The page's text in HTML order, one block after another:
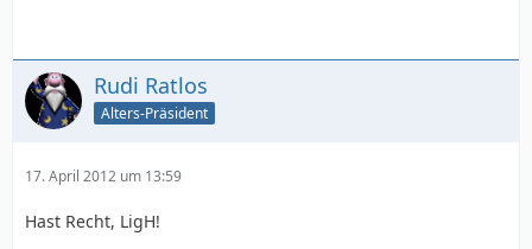
Rudi Ratlos
Alters-Präsident
17. April 2012 um 13:59
Hast Recht, LigH!